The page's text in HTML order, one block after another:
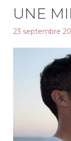
UNE
23 septembre